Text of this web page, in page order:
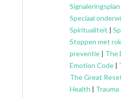
Signaleringsplan
Speciaal
Spiritualiteit |
Stoppen met
preventie | The
Emotion Code |
The Great
Health |